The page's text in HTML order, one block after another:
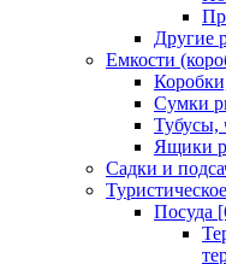
Другие
Емкости
Сумки
Тубусы,
Ящики
Садки и
Посуда